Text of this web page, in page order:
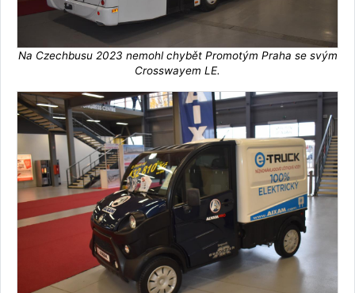
Na Czechbusu 2023 nemohl chybět Promotým Praha se svým
Crosswayem LE.